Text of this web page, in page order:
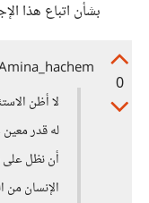
بشأن اتباع هذا
0
لا أظن
له قدر معين
أن نظل على
الإنسان من